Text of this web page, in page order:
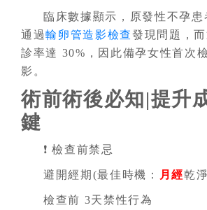
臨床數據顯示，原發性不孕患
通過輸卵管造影檢查發現問題，
診率達 30%，因此備孕女性首次
影。
術前術後必知|提升
鍵
❗ 檢查前禁忌
避開經期(最佳時機： 月經乾
檢查前 3天禁性行為